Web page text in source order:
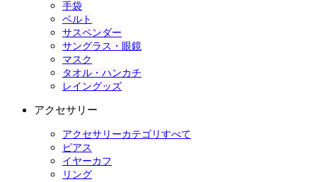
手袋
ベルト
サスペンダー
サングラス・眼鏡
マスク
タオル・ハンカチ
レイングッズ
アクセサリー
アクセサリーカテゴリすべて
ピアス
イヤーカフ
リング